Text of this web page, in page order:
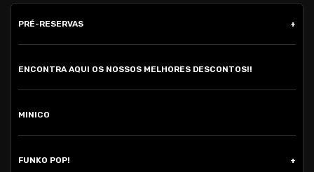
PRÉ-RESERVAS
ENCONTRA AQUI OS NOSSOS MELHORES DESCONTOS!!
MINICO
FUNKO POP!